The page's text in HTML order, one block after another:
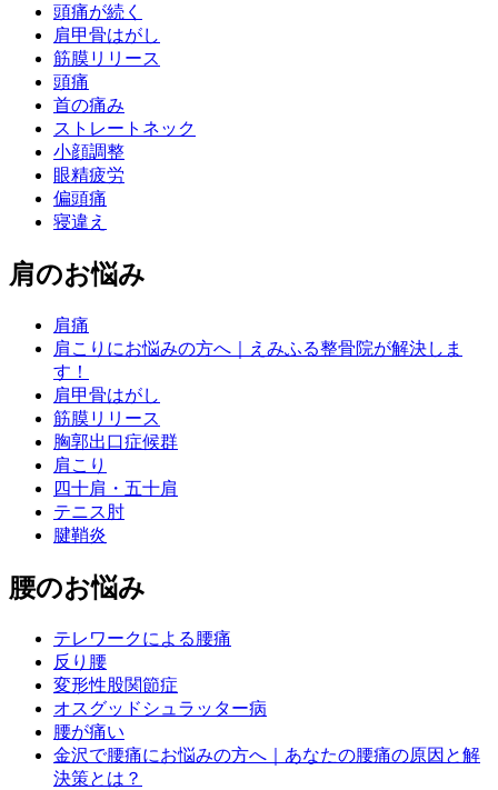
頭痛が続く
肩甲骨はがし
筋膜リリース
頭痛
首の痛み
ストレートネック
小顔調整
眼精疲労
偏頭痛
寝違え
肩のお悩み
肩痛
肩こりにお悩みの方へ｜えみふる整骨院が解決しま
す！
肩甲骨はがし
筋膜リリース
胸郭出口症候群
肩こり
四十肩・五十肩
テニス肘
腱鞘炎
腰のお悩み
テレワークによる腰痛
反り腰
変形性股関節症
オスグッドシュラッター病
腰が痛い
金沢で腰痛にお悩みの方へ｜あなたの腰痛の原因と解
決策とは？